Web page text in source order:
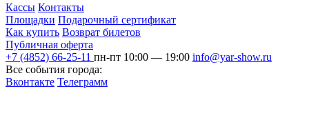
Кассы Контакты
Площадки Подарочный сертификат
Как купить Возврат билетов
Публичная оферта
+7 (4852) 66-25-11 пн-пт 10:00 — 19:00 info@yar-show.ru
Все события города:
Вконтакте Телеграмм